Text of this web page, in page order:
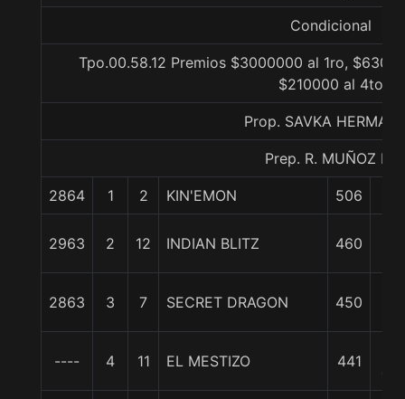
Condicional
Tpo.00.58.12 Premios $3000000 al 1ro,
$210000 al 4to
Prop. SAVKA
Prep. R. MUÑOZ M.
2864 1 2 KIN'EMON 506
2963 2 12 INDIAN BLITZ 460
2863 3 7 SECRET DRAGON 450
---- 4 11 EL MESTIZO 441